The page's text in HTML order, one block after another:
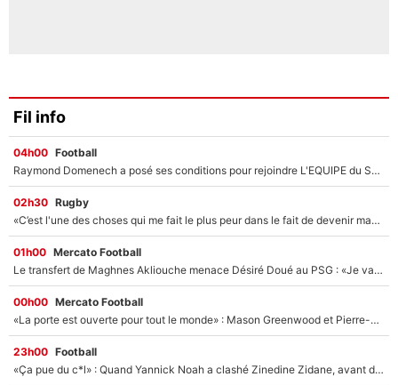
Fil info
04h00 Football
Raymond Domenech a posé ses conditions pour rejoindre L'EQUIPE du Soir : Il refuse de faire l'émission avec un autre chroniqueur !
02h30 Rugby
«C’est l'une des choses qui me fait le plus peur dans le fait de devenir maman» : En couple avec Antoine Dupont, Iris Mittenaere s'inquiète déjà pour ses futurs enfants !
01h00 Mercato Football
Le transfert de Maghnes Akliouche menace Désiré Doué au PSG : «Je valide à 200%»
00h00 Mercato Football
«La porte est ouverte pour tout le monde» : Mason Greenwood et Pierre-Emerick Aubameyang ont quitté l'OM, Amine Gouiri balance sur la suite du mercato et sur la réaction du vestiaire !
23h00 Football
«Ça pue du c*l» : Quand Yannick Noah a clashé Zinedine Zidane, avant de se faire recadrer par le nouveau sélectionneur de l'équipe de France !